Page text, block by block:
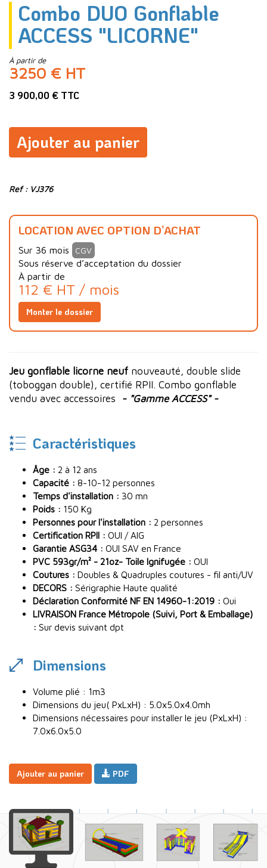
Combo DUO Gonflable
ACCESS "LICORNE"
À partir de
3250 € HT
3 900,00 € TTC
Ajouter au panier
Ref : VJ376
LOCATION AVEC OPTION D’ACHAT
Sur 36 mois CGV
Sous réserve d’acceptation du dossier
À partir de
112 € HT / mois
Monter le dossier
Jeu gonflable licorne neuf nouveauté, double slide
(toboggan double), certifié RPII. Combo gonflable
vendu avec accessoires - "Gamme ACCESS" -
Caractéristiques
Âge : 2 à 12 ans
Capacité : 8-10-12 personnes
Temps d'installation : 30 mn
Poids : 150 Kg
Personnes pour l'installation : 2 personnes
Certification RPII : OUI / AIG
Garantie ASG34 : OUI SAV en France
PVC 593gr/m² - 21oz- Toile Ignifugée : OUI
Coutures : Doubles & Quadruples coutures - fil anti/UV
DECORS : Sérigraphie Haute qualité
Déclaration Conformité NF EN 14960-1:2019 : Oui
LIVRAISON France Métropole (Suivi, Port & Emballage)
: Sur devis suivant dpt
Dimensions
Volume plié : 1m3
Dimensions du jeu( PxLxH) : 5.0x5.0x4.0mh
Dimensions nécessaires pour installer le jeu (PxLxH) :
7.0x6.0x5.0
Ajouter au panier PDF